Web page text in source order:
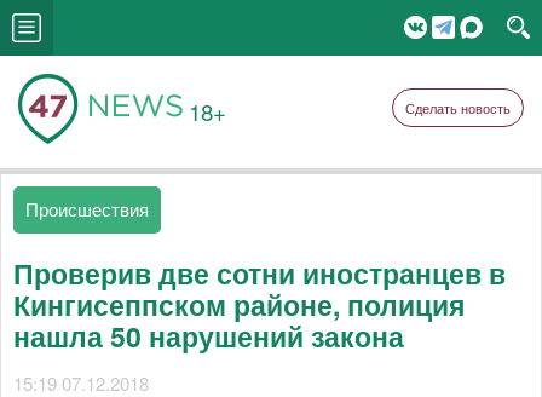
18+ Сделать новость
Происшествия
Проверив две сотни иностранцев в
Кингисеппском районе, полиция
нашла 50 нарушений закона
15:19 07.12.2018